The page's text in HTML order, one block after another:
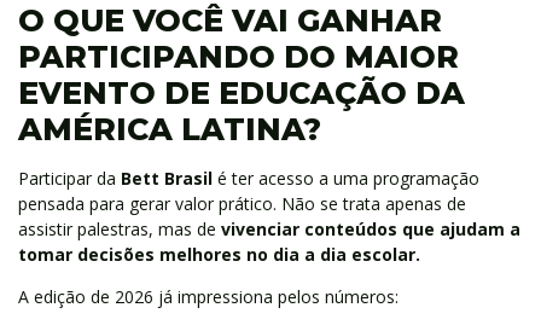
O QUE VOCÊ VAI GANHAR
PARTICIPANDO DO MAIOR
EVENTO DE EDUCAÇÃO DA
AMÉRICA LATINA?
Participar da Bett Brasil é ter acesso a uma programação
pensada para gerar valor prático. Não se trata apenas de
assistir palestras, mas de vivenciar conteúdos que ajudam a
tomar decisões melhores no dia a dia escolar.
A edição de 2026 já impressiona pelos números: